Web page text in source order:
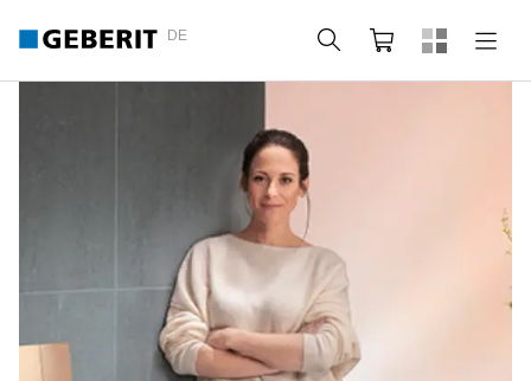
DE Suche Webshop